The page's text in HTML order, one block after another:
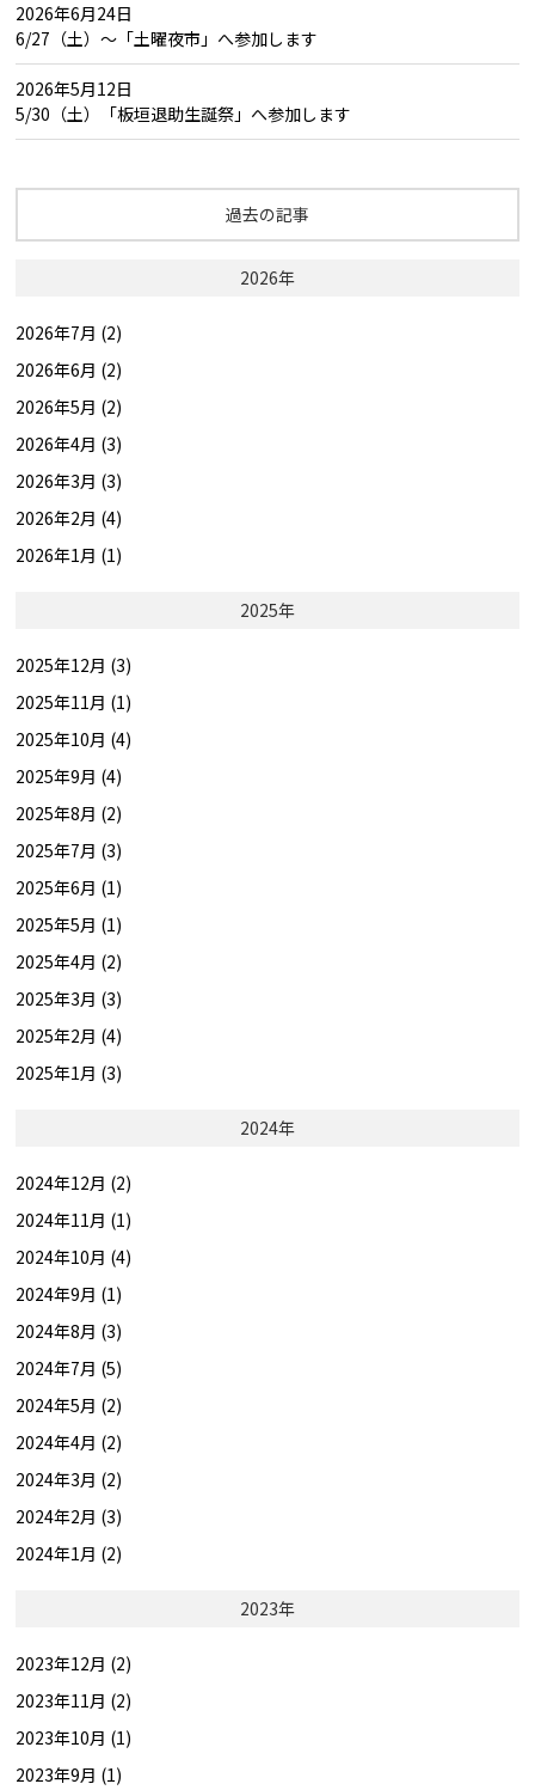
2026年6月24日
6/27（土）～「土曜夜市」へ参加します
2026年5月12日
5/30（土）「板垣退助生誕祭」へ参加します
過去の記事
2026年
2026年7月 (2)
2026年6月 (2)
2026年5月 (2)
2026年4月 (3)
2026年3月 (3)
2026年2月 (4)
2026年1月 (1)
2025年
2025年12月 (3)
2025年11月 (1)
2025年10月 (4)
2025年9月 (4)
2025年8月 (2)
2025年7月 (3)
2025年6月 (1)
2025年5月 (1)
2025年4月 (2)
2025年3月 (3)
2025年2月 (4)
2025年1月 (3)
2024年
2024年12月 (2)
2024年11月 (1)
2024年10月 (4)
2024年9月 (1)
2024年8月 (3)
2024年7月 (5)
2024年5月 (2)
2024年4月 (2)
2024年3月 (2)
2024年2月 (3)
2024年1月 (2)
2023年
2023年12月 (2)
2023年11月 (2)
2023年10月 (1)
2023年9月 (1)